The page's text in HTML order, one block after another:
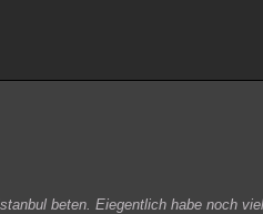
beten. Eiegentlich habe noch